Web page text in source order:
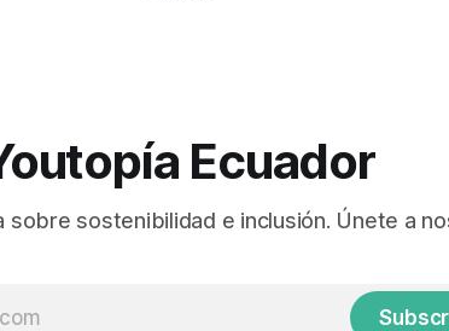
Ecuador
sobre sostenibilidad e inclusión. Únete a